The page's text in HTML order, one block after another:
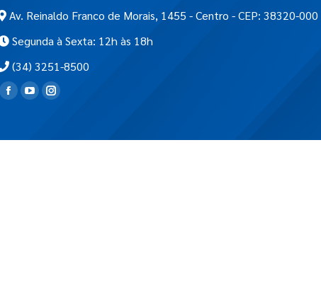
Av. Reinaldo Franco de Morais, 1455 - Centro - CEP: 38320-000
Segunda à Sexta: 12h às 18h
(34) 3251-8500
Encontre-nos em: